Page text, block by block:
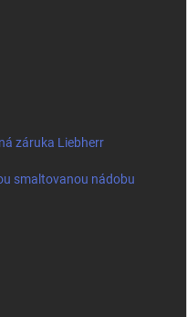
záruka Liebherr
smaltovanou nádobu